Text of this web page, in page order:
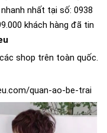
nhất tại số: 0938
khách hàng đã tin
shop trên toàn quốc.
quan-ao-be-trai